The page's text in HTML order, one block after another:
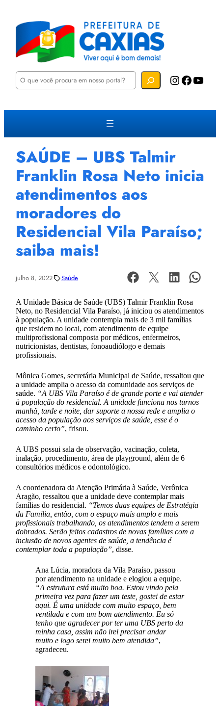
P
u
a
Instagram Facebook YouTube
SAÚDE – UBS Talmir
Franklin Rosa Neto inicia
atendimentos aos
moradores do
Residencial Vila Paraíso;
saiba mais!
julho 8, 2022 Saúde
A Unidade Básica de Saúde (UBS) Talmir Franklin Rosa
Neto, no Residencial Vila Paraíso, já iniciou os atendimentos
à população. A unidade contempla mais de 3 mil famílias
que residem no local, com atendimento de equipe
multiprofissional composta por médicos, enfermeiros,
nutricionistas, dentistas, fonoaudiólogo e demais
profissionais.
Mônica Gomes, secretária Municipal de Saúde, ressaltou que
a unidade amplia o acesso da comunidade aos serviços de
saúde. “A UBS Vila Paraíso é de grande porte e vai atender
à população do residencial. A unidade funciona nos turnos
manhã, tarde e noite, dar suporte a nossa rede e amplia o
acesso da população aos serviços de saúde, esse é o
caminho certo”, frisou.
A UBS possui sala de observação, vacinação, coleta,
inalação, procedimento, área de playground, além de 6
consultórios médicos e odontológico.
A coordenadora da Atenção Primária à Saúde, Verônica
Aragão, ressaltou que a unidade deve contemplar mais
famílias do residencial. “Temos duas equipes de Estratégia
da Família, então, com o espaço mais amplo e mais
profissionais trabalhando, os atendimentos tendem a serem
dobrados. Serão feitos cadastros de novas famílias com a
inclusão de novos agentes de saúde, a tendência é
contemplar toda a população”, disse.
Ana Lúcia, moradora da Vila Paraíso, passou
por atendimento na unidade e elogiou a equipe.
“A estrutura está muito boa. Estou vindo pela
primeira vez para fazer um teste, gostei de estar
aqui. É uma unidade com muito espaço, bem
ventilada e com um bom atendimento. Eu só
tenho que agradecer por ter uma UBS perto da
minha casa, assim não irei precisar andar
muito e logo serei muito bem atendida”,
agradeceu.